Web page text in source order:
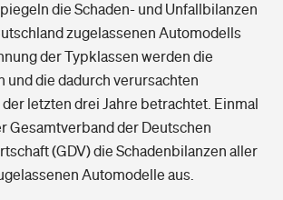
die Schaden- und Unfallbilanzen
zugelassenen Automodells
der Typklassen werden die
und die dadurch verursachten
letzten drei Jahre betrachtet. Einmal
Gesamtverband der Deutschen
(GDV) die Schadenbilanzen aller
Automodelle aus.